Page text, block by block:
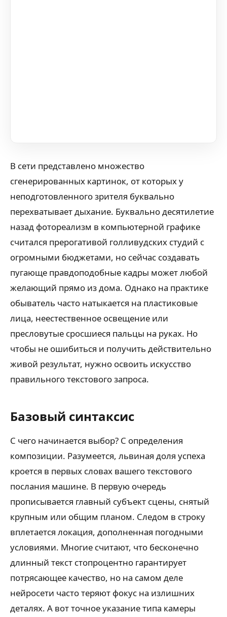
В сети представлено множество
сгенерированных картинок, от которых у
неподготовленного зрителя буквально
перехватывает дыхание. Буквально десятилетие
назад фотореализм в компьютерной графике
считался прерогативой голливудских студий с
огромными бюджетами, но сейчас создавать
пугающе правдоподобные кадры может любой
желающий прямо из дома. Однако на практике
обыватель часто натыкается на пластиковые
лица, неестественное освещение или
пресловутые сросшиеся пальцы на руках. Но
чтобы не ошибиться и получить действительно
живой результат, нужно освоить искусство
правильного текстового запроса.
Базовый синтаксис
С чего начинается выбор? С определения
композиции. Разумеется, львиная доля успеха
кроется в первых словах вашего текстового
послания машине. В первую очередь
прописывается главный субъект сцены, снятый
крупным или общим планом. Следом в строку
вплетается локация, дополненная погодными
условиями. Многие считают, что бесконечно
длинный текст стопроцентно гарантирует
потрясающее качество, но на самом деле
нейросети часто теряют фокус на излишних
деталях. А вот точное указание типа камеры